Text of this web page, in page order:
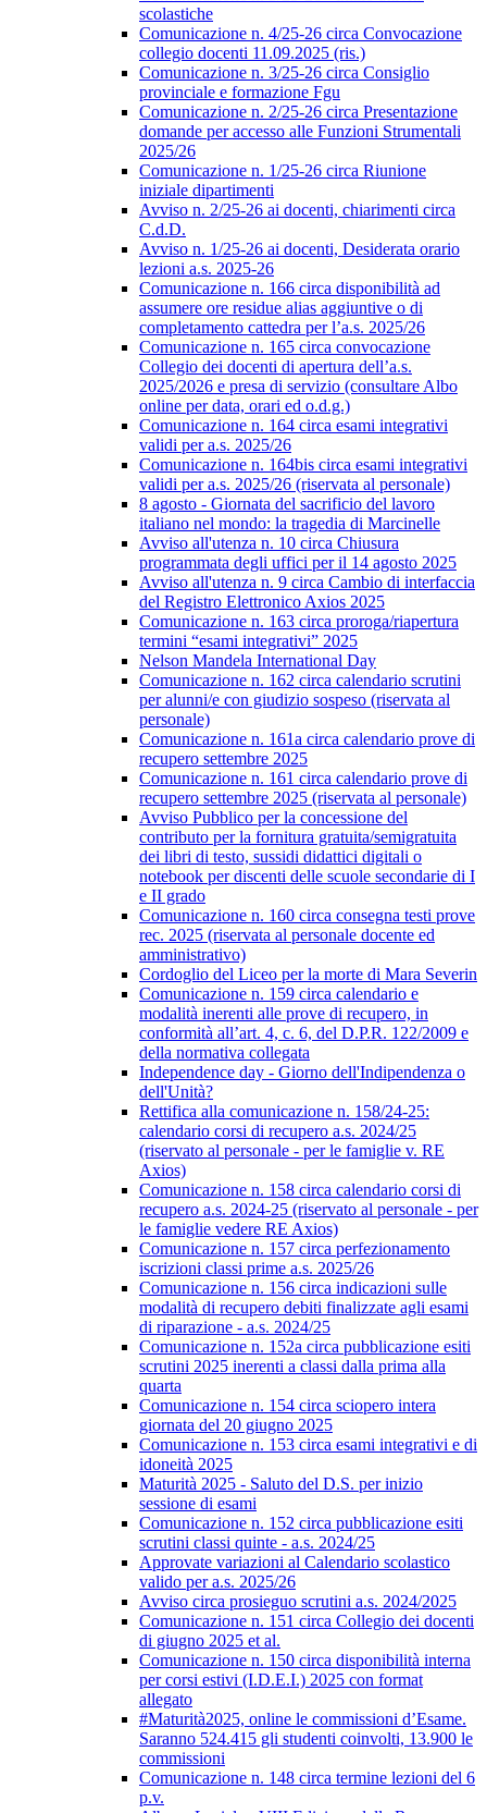
scolastiche
Comunicazione n. 4/25-26 circa Convocazione
collegio docenti 11.09.2025 (ris.)
Comunicazione n. 3/25-26 circa Consiglio
provinciale e formazione Fgu
Comunicazione n. 2/25-26 circa Presentazione
domande per accesso alle Funzioni Strumentali
2025/26
Comunicazione n. 1/25-26 circa Riunione
iniziale dipartimenti
Avviso n. 2/25-26 ai docenti, chiarimenti circa
C.d.D.
Avviso n. 1/25-26 ai docenti, Desiderata orario
lezioni a.s. 2025-26
Comunicazione n. 166 circa disponibilità ad
assumere ore residue alias aggiuntive o di
completamento cattedra per l’a.s. 2025/26
Comunicazione n. 165 circa convocazione
Collegio dei docenti di apertura dell’a.s.
2025/2026 e presa di servizio (consultare Albo
online per data, orari ed o.d.g.)
Comunicazione n. 164 circa esami integrativi
validi per a.s. 2025/26
Comunicazione n. 164bis circa esami integrativi
validi per a.s. 2025/26 (riservata al personale)
8 agosto - Giornata del sacrificio del lavoro
italiano nel mondo: la tragedia di Marcinelle
Avviso all'utenza n. 10 circa Chiusura
programmata degli uffici per il 14 agosto 2025
Avviso all'utenza n. 9 circa Cambio di interfaccia
del Registro Elettronico Axios 2025
Comunicazione n. 163 circa proroga/riapertura
termini “esami integrativi” 2025
Nelson Mandela International Day
Comunicazione n. 162 circa calendario scrutini
per alunni/e con giudizio sospeso (riservata al
personale)
Comunicazione n. 161a circa calendario prove di
recupero settembre 2025
Comunicazione n. 161 circa calendario prove di
recupero settembre 2025 (riservata al personale)
Avviso Pubblico per la concessione del
contributo per la fornitura gratuita/semigratuita
dei libri di testo, sussidi didattici digitali o
notebook per discenti delle scuole secondarie di I
e II grado
Comunicazione n. 160 circa consegna testi prove
rec. 2025 (riservata al personale docente ed
amministrativo)
Cordoglio del Liceo per la morte di Mara Severin
Comunicazione n. 159 circa calendario e
modalità inerenti alle prove di recupero, in
conformità all’art. 4, c. 6, del D.P.R. 122/2009 e
della normativa collegata
Independence day - Giorno dell'Indipendenza o
dell'Unità?
Rettifica alla comunicazione n. 158/24-25:
calendario corsi di recupero a.s. 2024/25
(riservato al personale - per le famiglie v. RE
Axios)
Comunicazione n. 158 circa calendario corsi di
recupero a.s. 2024-25 (riservato al personale - per
le famiglie vedere RE Axios)
Comunicazione n. 157 circa perfezionamento
iscrizioni classi prime a.s. 2025/26
Comunicazione n. 156 circa indicazioni sulle
modalità di recupero debiti finalizzate agli esami
di riparazione - a.s. 2024/25
Comunicazione n. 152a circa pubblicazione esiti
scrutini 2025 inerenti a classi dalla prima alla
quarta
Comunicazione n. 154 circa sciopero intera
giornata del 20 giugno 2025
Comunicazione n. 153 circa esami integrativi e di
idoneità 2025
Maturità 2025 - Saluto del D.S. per inizio
sessione di esami
Comunicazione n. 152 circa pubblicazione esiti
scrutini classi quinte - a.s. 2024/25
Approvate variazioni al Calendario scolastico
valido per a.s. 2025/26
Avviso circa prosieguo scrutini a.s. 2024/2025
Comunicazione n. 151 circa Collegio dei docenti
di giugno 2025 et al.
Comunicazione n. 150 circa disponibilità interna
per corsi estivi (I.D.E.I.) 2025 con format
allegato
#Maturità2025, online le commissioni d’Esame.
Saranno 524.415 gli studenti coinvolti, 13.900 le
commissioni
Comunicazione n. 148 circa termine lezioni del 6
p.v.